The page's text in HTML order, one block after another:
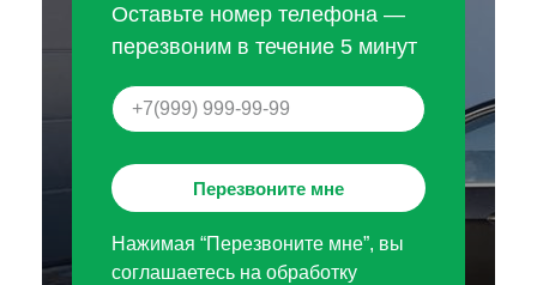
Оставьте номер телефона —
перезвоним в течение 5 минут
Перезвоните мне
Нажимая “Перезвоните мне”, вы
соглашаетесь на обработку